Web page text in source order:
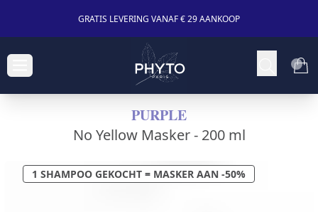
GRATIS LEVERING VANAF € 29 AANKOOP
PURPLE
No Yellow Masker - 200 ml
1 SHAMPOO GEKOCHT = MASKER AAN -50%